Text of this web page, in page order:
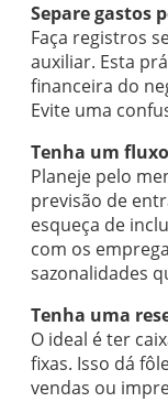
Separe gastos
Faça registros
auxiliar. Esta
financeira do
Evite uma
Tenha um
Planeje pelo
previsão de
esqueça de
com os
sazonalidades
Tenha uma
O ideal é ter
fixas. Isso dá
vendas ou